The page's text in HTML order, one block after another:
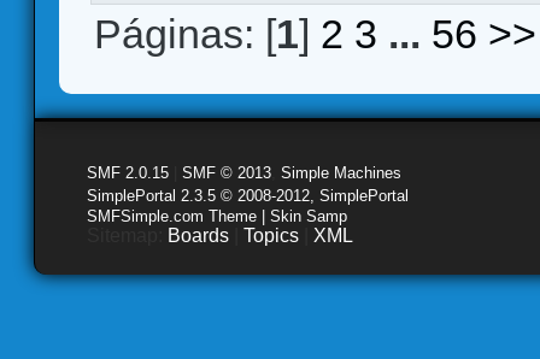
Páginas: [1] 2 3 ... 56 >>
SMF 2.0.15 SMF © 2013 Simple Machines
SimplePortal 2.3.5 © 2008-2012, SimplePortal
SMFSimple.com Theme | Skin Samp
Boards Topics XML